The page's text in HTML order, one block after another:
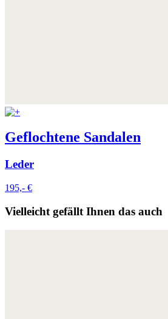
Geflochtene Sandalen
Leder
195,- €
Vielleicht gefällt Ihnen das auch